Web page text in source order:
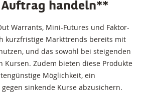
handeln**
Warrants, Mini-Futures und Faktor-
kurzfristige Markttrends bereits mit
und das sowohl bei steigenden
Kursen. Zudem bieten diese Produkte
Möglichkeit, ein
sinkende Kurse abzusichern.